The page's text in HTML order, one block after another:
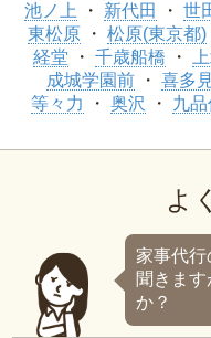
池ノ上
新代田 世
東松原
松原(東京都)
経堂
千歳船橋
成城学園前
喜多
等々力
奥沢 九品
よ
家事代
聞きま
か？